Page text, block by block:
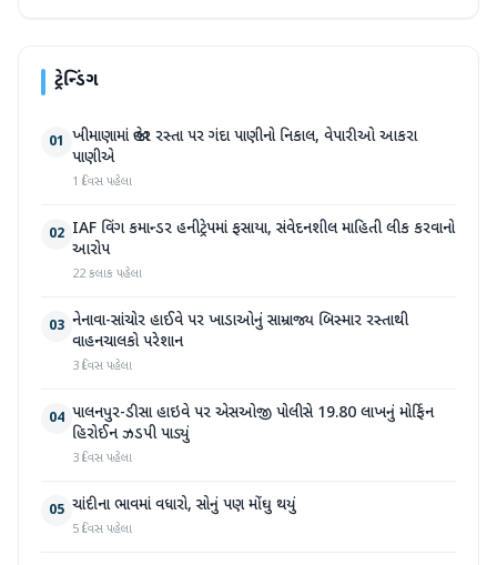
ટ્રેન્ડિંગ
01 ખીમાણામાં જાહેર રસ્તા પર ગંદા પાણીનો નિકાલ, વેપારીઓ આકરા
પાણીએ
1 દિવસ પહેલા
02 IAF વિંગ કમાન્ડર હનીટ્રેપમાં ફસાયા, સંવેદનશીલ માહિતી લીક કરવાનો
આરોપ
22 કલાક પહેલા
03 નેનાવા-સાંચોર હાઈવે પર ખાડાઓનું સામ્રાજ્ય બિસ્માર રસ્તાથી
વાહનચાલકો પરેશાન
3 દિવસ પહેલા
04 પાલનપુર-ડીસા હાઇવે પર એસઓજી પોલીસે 19.80 લાખનું મોર્ફિન
હિરોઈન ઝડપી પાડ્યું
3 દિવસ પહેલા
05 ચાંદીના ભાવમાં વધારો, સોનું પણ મોંઘુ થયું
5 દિવસ પહેલા